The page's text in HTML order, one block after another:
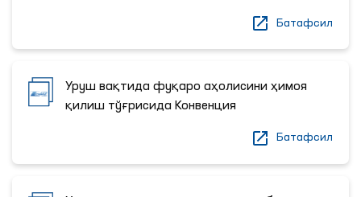
Батафсил
Уруш вақтида фуқаро аҳолисини ҳимоя
қилиш тўғрисида Конвенция
Батафсил